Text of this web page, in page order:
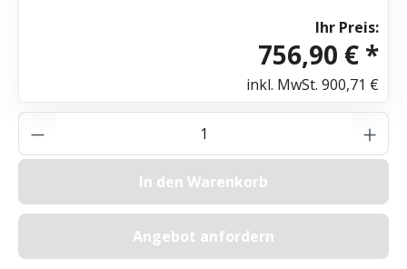
Ihr Preis:
756,90 € *
inkl. MwSt. 900,71 €
Produkt Anzahl: Gib den gewünschten
In den Warenkorb
Angebot anfordern